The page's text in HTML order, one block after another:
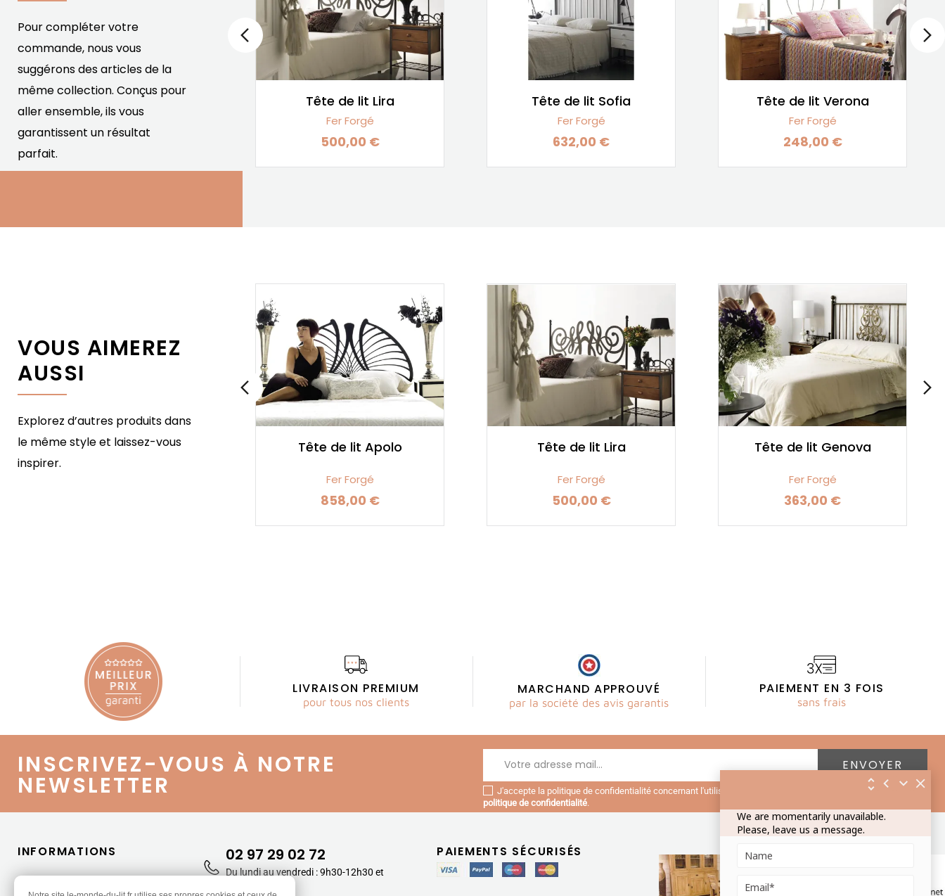
Pour compléter votre
commande, nous vous
suggérons des articles de la
même collection. Conçus pour
aller ensemble, ils vous
garantissent un résultat
parfait.
Banquette Nuria
Fer Forgé
1 167,00 €
Tête de lit Lira
Fer Forgé
Prix
500,00 €
Tête de lit Sofia
Fer Forgé
Prix
632,00 €
Tête de lit Verona
Fer Forgé
Prix
248,00 €
VOUS AIMEREZ
AUSSI
Explorez d’autres produits dans
le même style et laissez-vous
inspirer.
Tête de lit Viena Tête de lit Apolo
Fer Forgé
Prix
858,00 €
Tête de lit Lira
Fer Forgé
Prix
500,00 €
Tête de lit Genova
Fer Forgé
Prix
363,00 €
LIVRAISON PREMIUM
pour tous nos clients
MARCHAND APPROUVÉ
par la société des avis garantis
PAIEMENT EN 3 FOIS
sans frais
INSCRIVEZ-VOUS À NOTRE
NEWSLETTER J'accepte la politique de confidentialité concernant l'utilisation des mes données personnelles.Lire la
politique de confidentialité.
INFORMATIONS
Qui sommes-nous ?
02 97 29 02 72
Du lundi au vendredi : 9h30-12h30 et
PAIEMENTS SÉCURISÉS
We are momentarily unavailable.
Please, leave us a message.